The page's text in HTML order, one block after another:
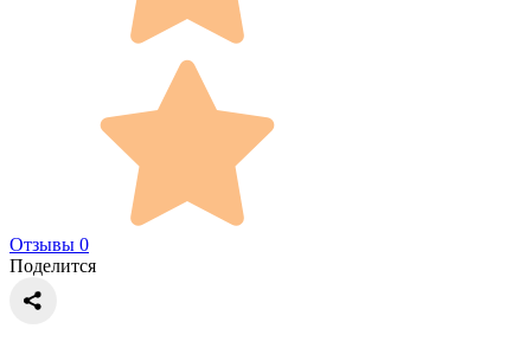
Отзывы 0
Поделится